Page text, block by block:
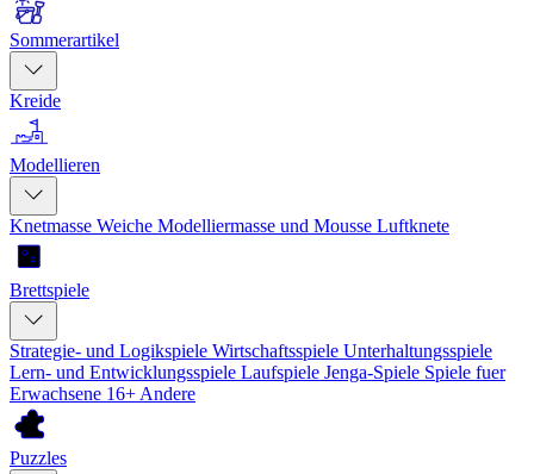
Sommerartikel
Kreide
Modellieren
Knetmasse Weiche Modelliermasse und Mousse Luftknete
Brettspiele
Strategie- und Logikspiele Wirtschaftsspiele Unterhaltungsspiele
Lern- und Entwicklungsspiele Laufspiele Jenga-Spiele Spiele fuer
Erwachsene 16+ Andere
Puzzles